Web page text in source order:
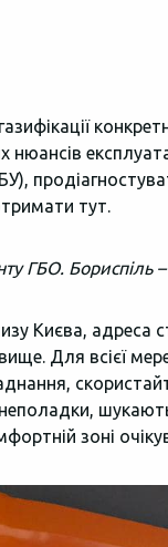
тут.
ГБО. Бориспіль
Києва, адреса
Для всієї
зоні